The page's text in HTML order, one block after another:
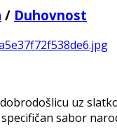
/ Duhovnost
uz
sabor